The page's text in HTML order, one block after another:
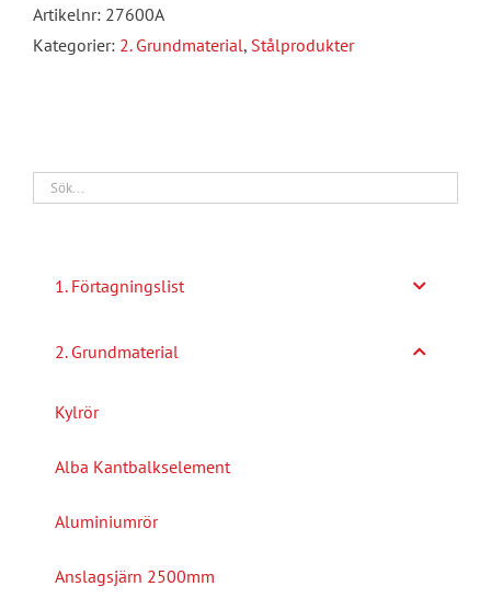
Artikelnr: 27600A
Kategorier: 2. Grundmaterial, Stålprodukter
1. Förtagningslist
2. Grundmaterial
Kylrör
Alba Kantbalkselement
Aluminiumrör
Anslagsjärn 2500mm